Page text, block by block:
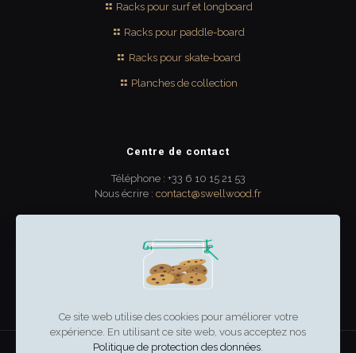
Racks pour surf et longboard
Racks pour paddle-board
Racks pour skate-board
Planches de collection
Centre de contact
Téléphone : +33 6 10 15 21 53
Nous écrire : contact@swellwood.fr
France
Ce site web utilise des cookies pour améliorer votre
expérience. En utilisant ce site web, vous acceptez nos
Politique de protection des données.